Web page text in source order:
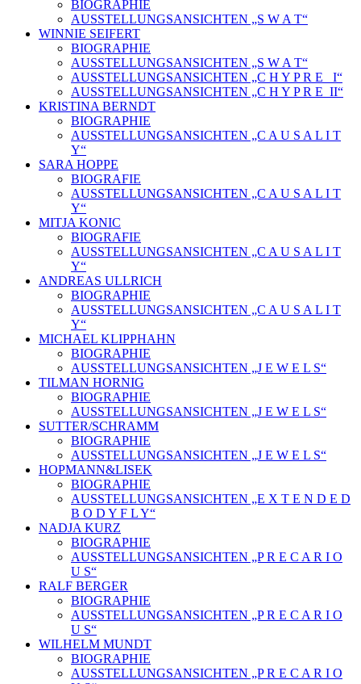
BIOGRAPHIE
AUSSTELLUNGSANSICHTEN „S W A T“
WINNIE SEIFERT
BIOGRAPHIE
AUSSTELLUNGSANSICHTEN „S W A T“
AUSSTELLUNGSANSICHTEN „C H Y P R E_ I“
AUSSTELLUNGSANSICHTEN „C H Y P R E_II“
KRISTINA BERNDT
BIOGRAPHIE
AUSSTELLUNGSANSICHTEN „C A U S A L I T
Y“
SARA HOPPE
BIOGRAFIE
AUSSTELLUNGSANSICHTEN „C A U S A L I T
Y“
MITJA KONIC
BIOGRAFIE
AUSSTELLUNGSANSICHTEN „C A U S A L I T
Y“
ANDREAS ULLRICH
BIOGRAPHIE
AUSSTELLUNGSANSICHTEN „C A U S A L I T
Y“
MICHAEL KLIPPHAHN
BIOGRAPHIE
AUSSTELLUNGSANSICHTEN „J E W E L S“
TILMAN HORNIG
BIOGRAPHIE
AUSSTELLUNGSANSICHTEN „J E W E L S“
SUTTER/SCHRAMM
BIOGRAPHIE
AUSSTELLUNGSANSICHTEN „J E W E L S“
HOPMANN&LISEK
BIOGRAPHIE
AUSSTELLUNGSANSICHTEN „E X T E N D E D
B O D Y F L Y“
NADJA KURZ
BIOGRAPHIE
AUSSTELLUNGSANSICHTEN „P R E C A R I O
U S“
RALF BERGER
BIOGRAPHIE
AUSSTELLUNGSANSICHTEN „P R E C A R I O
U S“
WILHELM MUNDT
BIOGRAPHIE
AUSSTELLUNGSANSICHTEN „P R E C A R I O